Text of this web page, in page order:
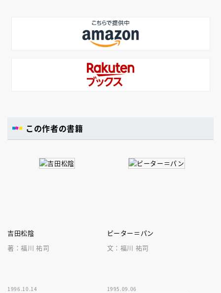
この作者の書籍
吉田松陰
著：福川 祐司
1996.10.14
ピーター＝パン
文：福川 祐司
1995.09.06